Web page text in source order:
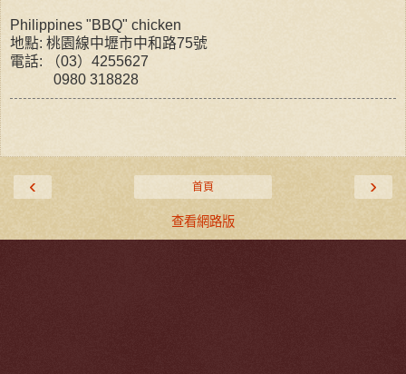
Philippines "BBQ" chicken
地點: 桃園線中壢市中和路75號
電話: （03）4255627
0980 318828
‹ ›
首頁
查看網路版